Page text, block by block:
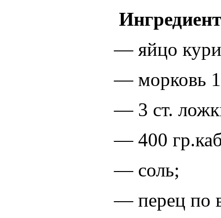
— яйцо
— морковь
— 3 ст.
— 400
— соль;
— перец по